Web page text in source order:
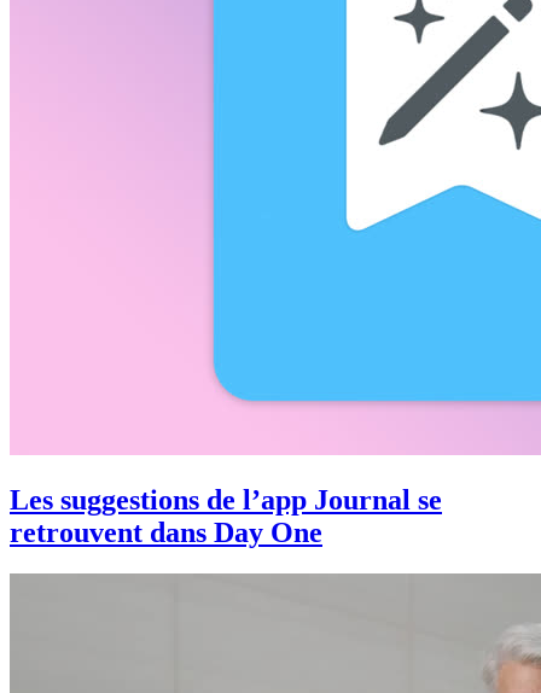
Les suggestions de l’app Journal se
retrouvent dans Day One